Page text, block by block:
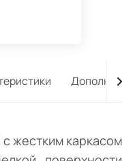
с жестким каркасом